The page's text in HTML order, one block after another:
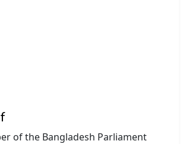
of the Bangladesh Parliament